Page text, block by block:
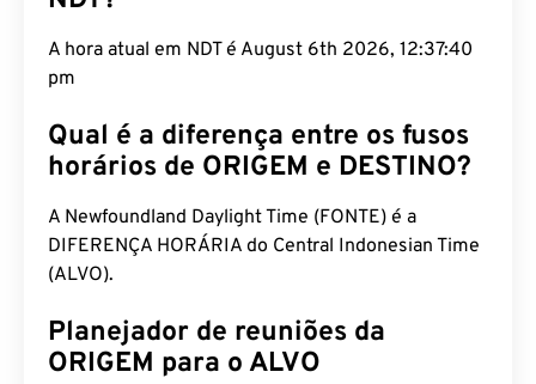
A hora atual em NDT é August 6th 2026, 12:37:41
pm
Qual é a diferença entre os fusos
horários de ORIGEM e DESTINO?
A Newfoundland Daylight Time (FONTE) é a
DIFERENÇA HORÁRIA do Central Indonesian Time
(ALVO).
Planejador de reuniões da
ORIGEM para o ALVO